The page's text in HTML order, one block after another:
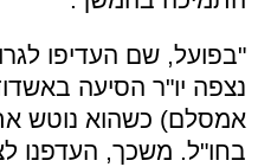
"בפועל, שם העדיפו
נצפה יו"ר הסיעה
אמסלם) כשהוא נוטש
בחו"ל. משכך, העדפנו